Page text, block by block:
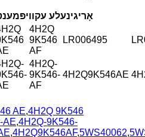
אָריגינעלע
4H2Q
9K546
AF
LR006495
4H2Q-
9K546-
AF
4H2Q9K546AE
AE,4H2Q 9K546
AE,4H2Q-9K546-
,4H2Q9K546AF,5WS40062,